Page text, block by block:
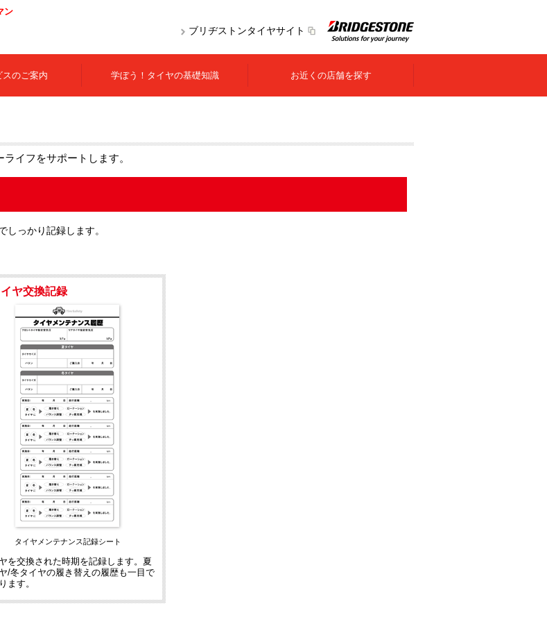
ン
ブリヂストンタイヤサイト
のご案内 学ぼう！タイヤの基礎知識 お近くの店舗を探す
イフをサポートします。
しっかり記録します。
ヤ交換記録
タイヤメンテナンス記録シート
を交換された時期を記録します。夏
/冬タイヤの履き替えの履歴も一目で
ます。